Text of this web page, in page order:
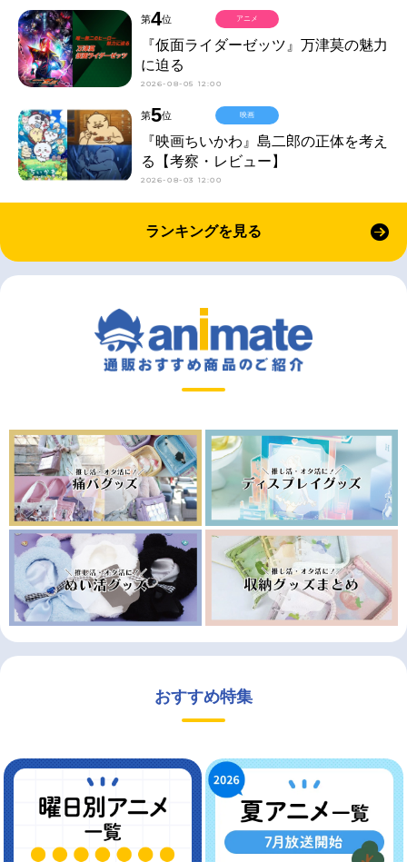
第4位
『仮面ライダーゼッツ』万津莫の魅力
に迫る
2026-08-05 12:00
アニメ
第5位
『映画ちいかわ』島二郎の正体を考え
る【考察・レビュー】
2026-08-03 12:00
映画
ランキングを見る
おすすめ特集